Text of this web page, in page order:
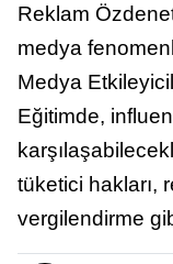
Reklam
medya
Medya
Eğitimde,
tüketici hakları,
vergilendirme